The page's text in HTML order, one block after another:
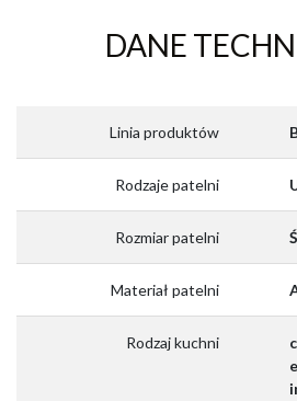
DANE
Linia produktów
Rodzaje patelni
Rozmiar patelni
Materiał patelni
Rodzaj kuchni